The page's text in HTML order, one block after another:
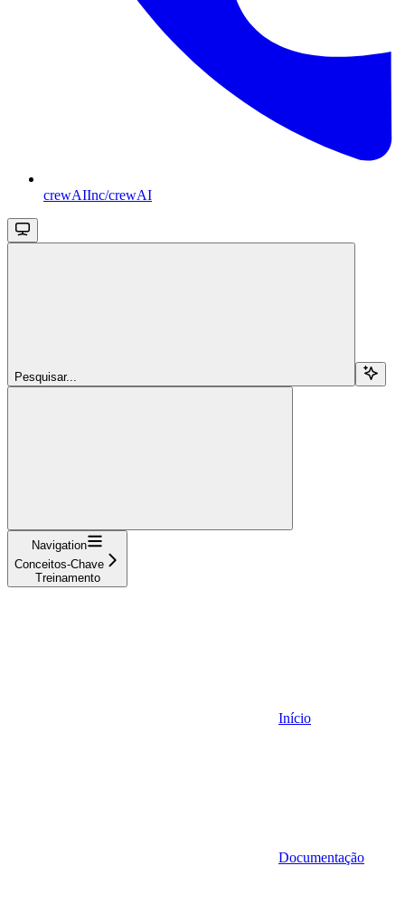
crewAIInc/crewAI
Pesquisar...
Navigation
Conceitos-Chave
Treinamento
Início
Documentação